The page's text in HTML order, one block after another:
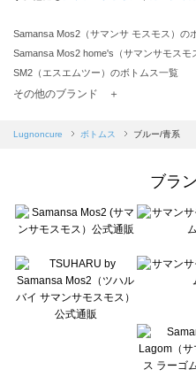
Samansa Mos2（サマンサ モスモス）の
Samansa Mos2 home's（サマンサモス
SM2（エスエムツー）のボトムス一覧
TSUHARU by Samansa Mos2（ツハルバ
Samansa Mos2 blue（サマンサモスモス
sō4ū（ソウフォーユー）のボトムス一覧
Te chichi（テチチ）のボトムス一覧
Te chichi CLASSIC（テチチ クラシック）
Lugnoncure（ルノンキュール）のボトム
BETTY'S BLUE（べティーズブルー）のボ
Wpc.（ワールドパーティー）のボトムス
その他のブランド ＋
Lugnoncure ボトムス ブルー/青系
ブラ